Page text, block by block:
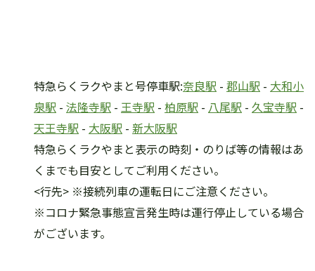
特急らくラクやまと号停車駅:奈良駅 - 郡山駅 - 大和小
泉駅 - 法隆寺駅 - 王寺駅 - 柏原駅 - 八尾駅 - 久宝寺駅 -
天王寺駅 - 大阪駅 - 新大阪駅
特急らくラクやまと表示の時刻・のりば等の情報はあ
くまでも目安としてご利用ください。
<行先> ※接続列車の運転日にご注意ください。
※コロナ緊急事態宣言発生時は運行停止している場合
がございます。